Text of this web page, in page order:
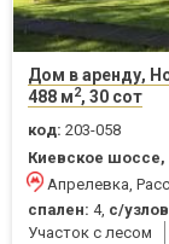
Дом в аренду,
488 м2, 30 сот
код: 203-058
Киевское
Апрелевка,
спален: 4, с/
Участок с лесом